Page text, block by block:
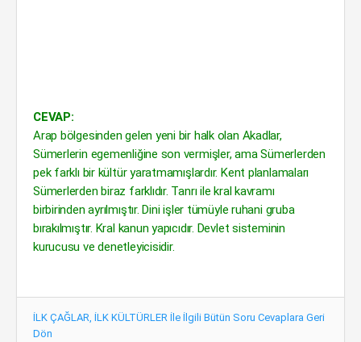
CEVAP:
Arap bölgesinden gelen yeni bir halk olan Akadlar,
Sümerlerin egemenliğine son vermişler, ama Sümerlerden
pek farklı bir kültür yaratmamışlardır. Kent planlamaları
Sümerlerden biraz farklıdır. Tanrı ile kral kavramı
birbirinden ayrılmıştır. Dini işler tümüyle ruhani gruba
bırakılmıştır. Kral kanun yapıcıdır. Devlet sisteminin
kurucusu ve denetleyicisidir.
İLK ÇAĞLAR, İLK KÜLTÜRLER İle İlgili Bütün Soru Cevaplara Geri
Dön